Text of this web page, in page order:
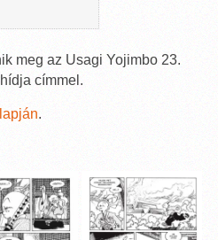
meg az Usagi Yojimbo 23.
címmel.
.